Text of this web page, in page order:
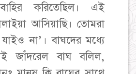
করিতেছিল। এই
আসিয়াছি। তোমরা
না’। বাঘদের মধ্যে
জাঁদরেল বাঘ বলিল,